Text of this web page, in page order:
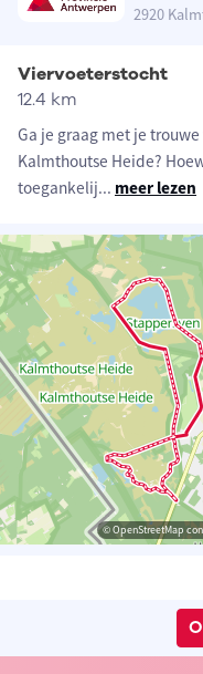
2920
Viervoeterstocht
12.4 km
Ga je graag met je
Kalmthoutse Heide?
toegankelij... meer lezen
© OpenStreetMap